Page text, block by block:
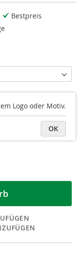
Bestpreis
Logo oder Motiv.
OK